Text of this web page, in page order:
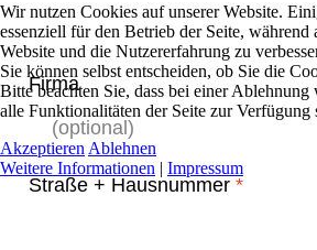
Firma
Straße + Hausnummer *
Wir nutzen Cookies auf unserer Website.
essenziell für den Betrieb der Seite, während
Website und die Nutzererfahrung zu
Sie können selbst entscheiden, ob Sie die
Bitte beachten Sie, dass bei einer
alle Funktionalitäten der Seite zur Verfügung
Akzeptieren Ablehnen
Weitere Informationen | Impressum